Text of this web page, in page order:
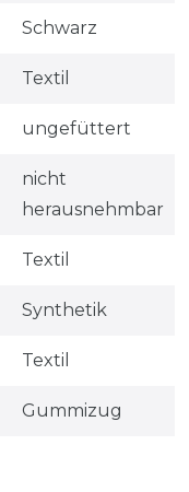
Schwarz
Textil
ungefüttert
nicht
herausnehmbar
Textil
Synthetik
Textil
Gummizug